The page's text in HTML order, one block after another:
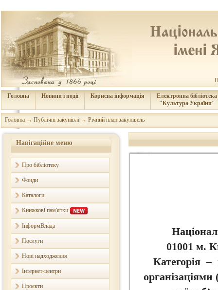
Головна Новини і події Корисна інформація
Електронна бібліотека
"Культура України"
Головна → Публічні закупівлі → Річний план закупівель
Навігаційне меню
Про бібліотеку
Фонди
Каталоги
Книжкові пам'ятки
ІнформВлада
Послуги
Нові надходження
Інтернет-центри
Проєкти
01001 м.
Категорія –
організаціями